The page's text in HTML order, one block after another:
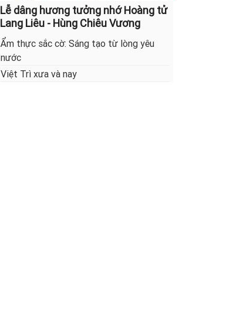
Lễ dâng hương tưởng nhớ Hoàng tử
Lang Liêu - Hùng Chiêu Vương
Ẩm thực sắc cờ: Sáng tạo từ lòng yêu
nước
Việt Trì xưa và nay